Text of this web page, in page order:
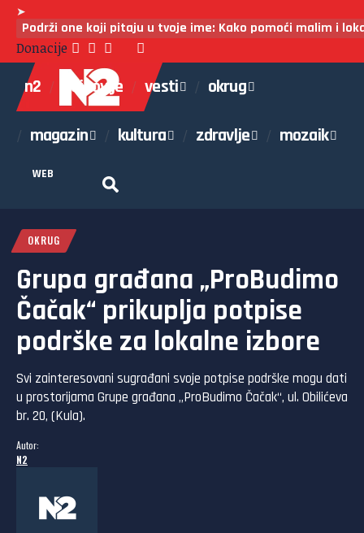
➤
Podrži one koji pitaju u tvoje ime: Kako pomoći malim i
Donacije
n2 najnovije vesti okrug
magazin kultura zdravlje mozaik
WEB
OKRUG
Grupa građana „ProBudimo
Čačak“ prikuplja potpise
podrške za lokalne izbore
Svi zainteresovani sugrađani svoje potpise podrške mogu dati
u prostorijama Grupe građana „ProBudimo Čačak“, ul. Obilićeva
br. 20, (Kula).
Autor:
N2